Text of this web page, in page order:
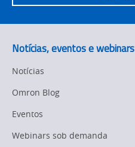
Notícias, eventos e webinars
Notícias
Omron Blog
Eventos
Webinars sob demanda